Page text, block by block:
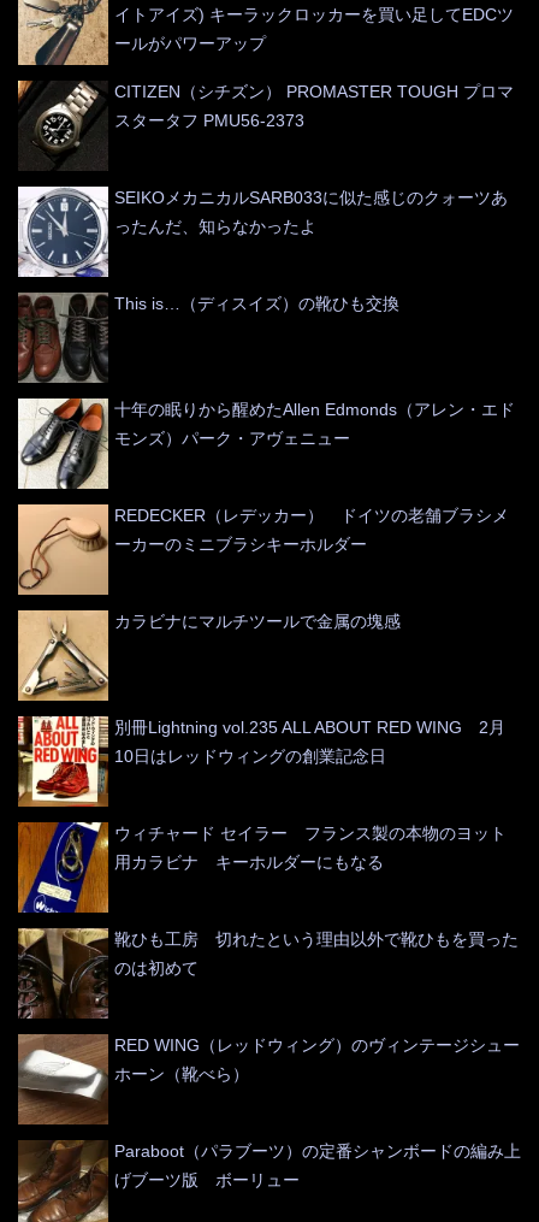
イトアイズ) キーラックロッカーを買い足してEDCツ
ールがパワーアップ
CITIZEN（シチズン） PROMASTER TOUGH プロマ
スタータフ PMU56-2373
SEIKOメカニカルSARB033に似た感じのクォーツあ
ったんだ、知らなかったよ
This is…（ディスイズ）の靴ひも交換
十年の眠りから醒めたAllen Edmonds（アレン・エド
モンズ）パーク・アヴェニュー
REDECKER（レデッカー） ドイツの老舗ブラシメ
ーカーのミニブラシキーホルダー
カラビナにマルチツールで金属の塊感
別冊Lightning vol.235 ALL ABOUT RED WING 2月
10日はレッドウィングの創業記念日
ウィチャード セイラー フランス製の本物のヨット
用カラビナ キーホルダーにもなる
靴ひも工房 切れたという理由以外で靴ひもを買った
のは初めて
RED WING（レッドウィング）のヴィンテージシュー
ホーン（靴べら）
Paraboot（パラブーツ）の定番シャンボードの編み上
げブーツ版 ボーリュー